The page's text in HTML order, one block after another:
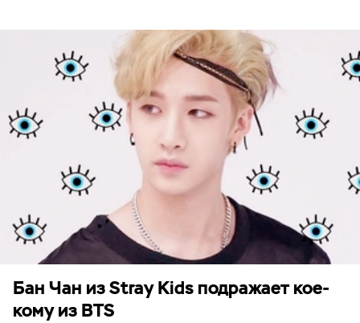
Бан Чан из Stray Kids подражает кое-
кому из BTS